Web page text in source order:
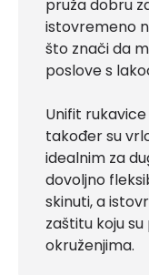
pruža dobru
istovremeno
što znači da
poslove s
Unifit
također su
idealnim za
dovoljno
skinuti, a
zaštitu koju
okruženjima.